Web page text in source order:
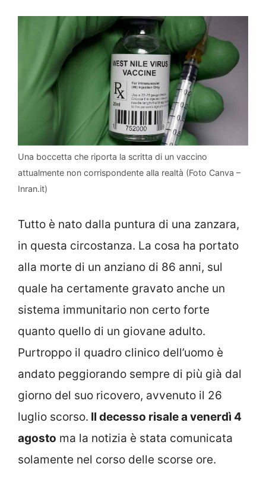
Una boccetta che riporta la scritta di un vaccino
attualmente non corrispondente alla realtà (Foto Canva –
Inran.it)
Tutto è nato dalla puntura di una zanzara,
in questa circostanza. La cosa ha portato
alla morte di un anziano di 86 anni, sul
quale ha certamente gravato anche un
sistema immunitario non certo forte
quanto quello di un giovane adulto.
Purtroppo il quadro clinico dell’uomo è
andato peggiorando sempre di più già dal
giorno del suo ricovero, avvenuto il 26
luglio scorso. Il decesso risale a venerdì 4
agosto ma la notizia è stata comunicata
solamente nel corso delle scorse ore.